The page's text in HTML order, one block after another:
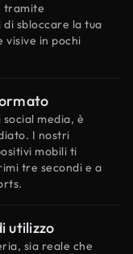
tramite
sbloccare la tua
visive in pochi
media, è
I nostri
mobili ti
tre secondi e a
utilizzo
sia reale che